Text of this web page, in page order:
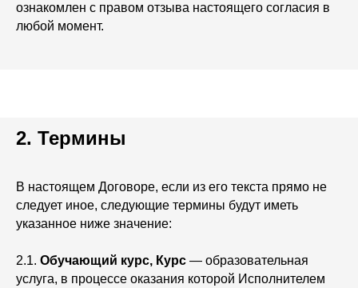
ознакомлен с правом отзыва настоящего согласия в
любой момент.
2. Термины
В настоящем Договоре, если из его текста прямо не
следует иное, следующие термины будут иметь
указанное ниже значение:
2.1. Обучающий курс, Курс — образовательная
услуга, в процессе оказания которой Исполнителем